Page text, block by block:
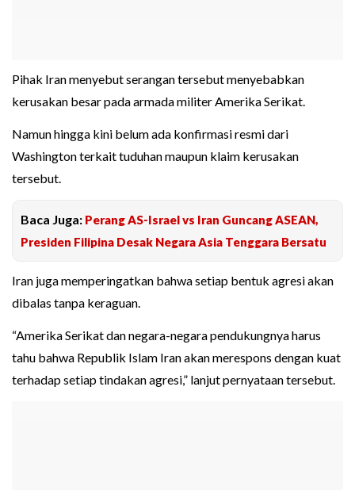
Pihak Iran menyebut serangan tersebut menyebabkan
kerusakan besar pada armada militer Amerika Serikat.
Namun hingga kini belum ada konfirmasi resmi dari
Washington terkait tuduhan maupun klaim kerusakan
tersebut.
Baca Juga: Perang AS-Israel vs Iran Guncang ASEAN,
Presiden Filipina Desak Negara Asia Tenggara Bersatu
Iran juga memperingatkan bahwa setiap bentuk agresi akan
dibalas tanpa keraguan.
“Amerika Serikat dan negara-negara pendukungnya harus
tahu bahwa Republik Islam Iran akan merespons dengan kuat
terhadap setiap tindakan agresi,” lanjut pernyataan tersebut.